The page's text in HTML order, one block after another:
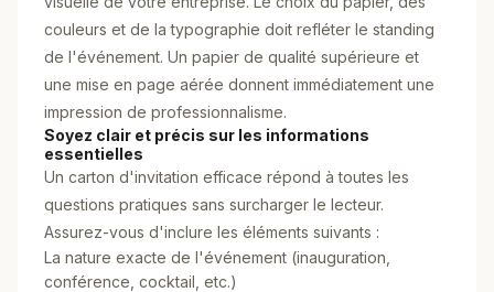
couleurs et de la typographie doit refléter le standing
de l'événement. Un papier de qualité supérieure et
une mise en page aérée donnent immédiatement une
impression de professionnalisme.
Soyez clair et précis sur les informations
essentielles
Un carton d'invitation efficace répond à toutes les
questions pratiques sans surcharger le lecteur.
Assurez-vous d'inclure les éléments suivants :
La nature exacte de l'événement (inauguration,
conférence, cocktail, etc.)